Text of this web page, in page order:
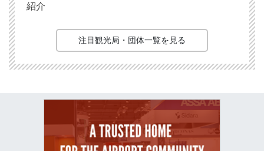
紹介
注目観光局・団体一覧を見る